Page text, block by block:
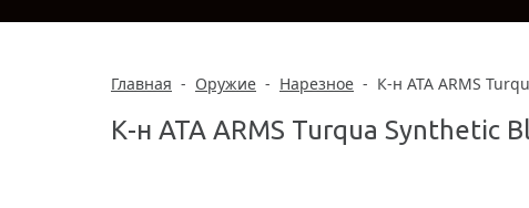
Главная - Оружие - Нарезное - К-н ATA ARMS
К-н ATA ARMS Turqua Synthetic